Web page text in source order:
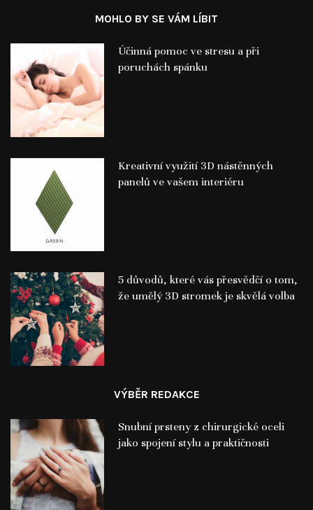
MOHLO BY SE VÁM LÍBIT
Účinná pomoc ve stresu a při
poruchách spánku
Kreativní využití 3D nástěnných
panelů ve vašem interiéru
5 důvodů, které vás přesvědčí o tom,
že umělý 3D stromek je skvělá volba
VÝBĚR REDAKCE
Snubní prsteny z chirurgické oceli
jako spojení stylu a praktičnosti